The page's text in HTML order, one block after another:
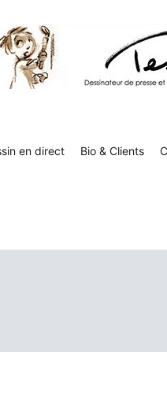
en direct Bio & Clients